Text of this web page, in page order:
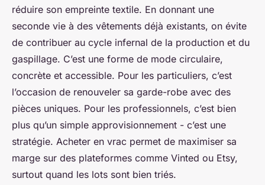
réduire son empreinte textile. En donnant une
seconde vie à des vêtements déjà existants, on évite
de contribuer au cycle infernal de la production et du
gaspillage. C’est une forme de mode circulaire,
concrète et accessible. Pour les particuliers, c’est
l’occasion de renouveler sa garde-robe avec des
pièces uniques. Pour les professionnels, c’est bien
plus qu’un simple approvisionnement - c’est une
stratégie. Acheter en vrac permet de maximiser sa
marge sur des plateformes comme Vinted ou Etsy,
surtout quand les lots sont bien triés.